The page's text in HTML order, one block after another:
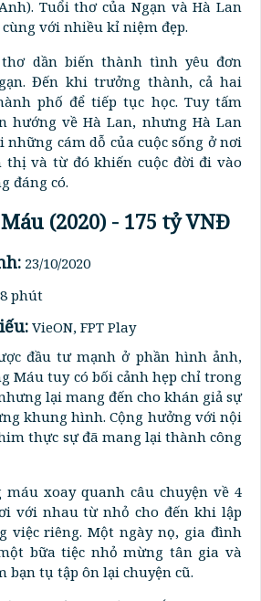
Tuổi thơ của Ngạn và Hà Lan
với nhiều kỉ niệm đẹp.
dần biến thành tình yêu đơn
Đến khi trưởng thành, cả hai
phố để tiếp tục học. Tuy tấm
hướng về Hà Lan, nhưng Hà Lan
cám dỗ của cuộc sống ở nơi
thị và từ đó khiến cuộc đời đi vào
đáng có.
(2020) - 175 tỷ VNĐ
23/10/2020
phút
VieON, FPT Play
đầu tư mạnh ở phần hình ảnh,
Máu tuy có bối cảnh hẹp chỉ trong
lại mang đến cho khán giả sự
khung hình. Cộng hưởng với nội
thực sự đã mang lại thành công
máu xoay quanh câu chuyện về 4
với nhau từ nhỏ cho đến khi lập
việc riêng. Một ngày nọ, gia đình
bữa tiệc nhỏ mừng tân gia và
bạn tụ tập ôn lại chuyện cũ.